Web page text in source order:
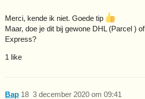
Merci, kende ik niet. Goede tip
Maar, doe je dit bij gewone DHL (Parcel )
Express?
1 like
Bap 3 december 2020 om 09:41
18